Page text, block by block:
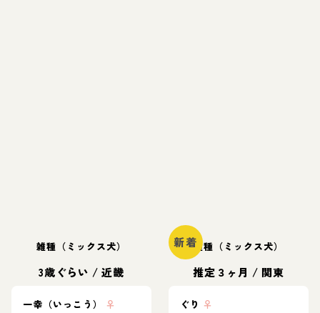
雑種（ミックス犬）
3歳ぐらい /近畿
一幸（いっこう）
♀
新着雑種（ミックス犬）
推定３ヶ月 / 関東
ぐり ♀